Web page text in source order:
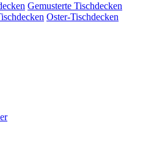
Gemusterte Tischdecken
Oster-Tischdecken